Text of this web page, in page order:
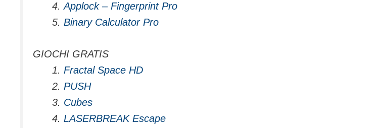
Applock – Fingerprint Pro
Binary Calculator Pro
GIOCHI GRATIS
Fractal Space HD
PUSH
Cubes
LASERBREAK Escape